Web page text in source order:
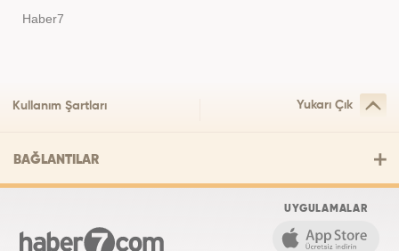
Haber7
Kullanım Şartları Yukarı Çık
BAĞLANTILAR
UYGULAMALAR